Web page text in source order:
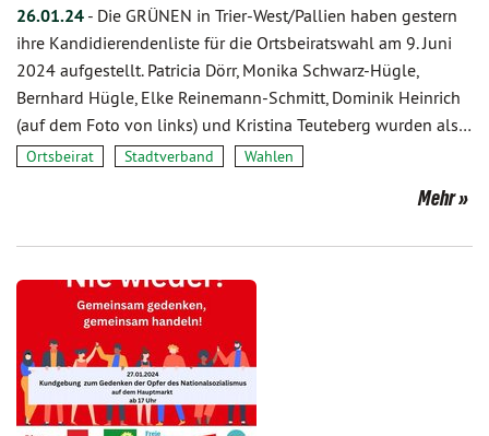
26.01.24 - Die GRÜNEN in Trier-West/Pallien haben gestern
ihre Kandidierendenliste für die Ortsbeiratswahl am 9. Juni
2024 aufgestellt. Patricia Dörr, Monika Schwarz-Hügle,
Bernhard Hügle, Elke Reinemann-Schmitt, Dominik Heinrich
(auf dem Foto von links) und Kristina Teuteberg wurden als…
Ortsbeirat Stadtverband Wahlen
Mehr